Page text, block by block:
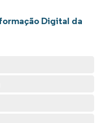
Digital da